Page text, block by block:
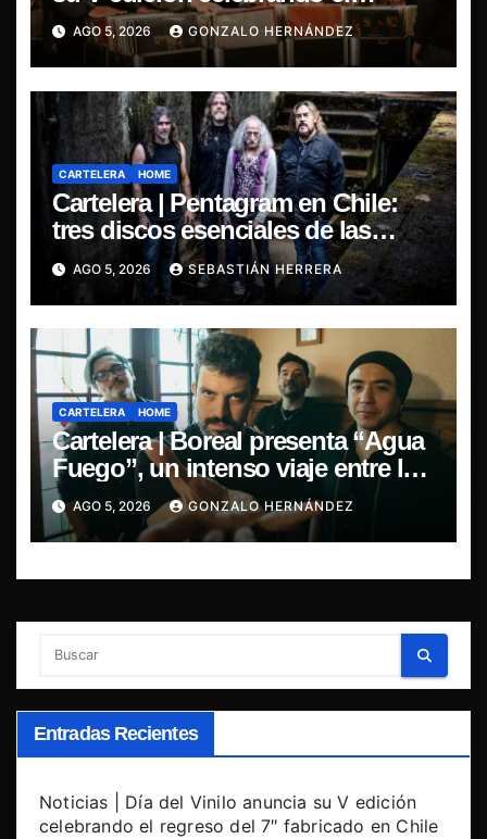
regreso del 7″ fabricado en Chile
AGO 5, 2026 GONZALO HERNÁNDEZ
CARTELERA HOME
Cartelera | Pentagram en Chile:
tres discos esenciales de las
leyendas del doom
AGO 5, 2026 SEBASTIÁN HERRERA
CARTELERA HOME
Cartelera | Boreal presenta “Agua
Fuego”, un intenso viaje entre la
pasión y la desilusión
AGO 5, 2026 GONZALO HERNÁNDEZ
Entradas Recientes
Noticias | Día del Vinilo anuncia su V edición
celebrando el regreso del 7″ fabricado en Chile